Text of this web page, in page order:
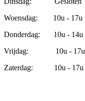
Woensdag: 10u - 17u
Donderdag: 10u - 14u
Vrijdag: 10u - 17u
Zaterdag: 10u - 17u